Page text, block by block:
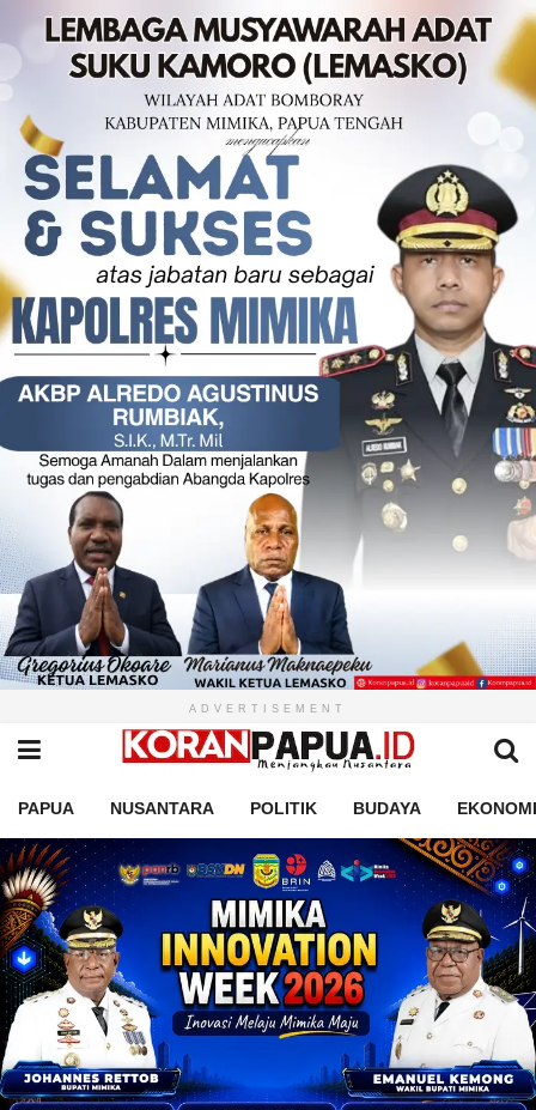
ADVERTISEMENT
PAPUA NUSANTARA POLITIK BUDAYA EKONOMI